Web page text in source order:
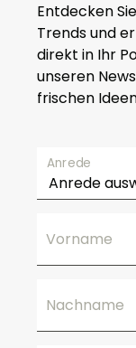
Entdecken
Trends und
direkt in Ihr
unseren
frischen
Anrede
Vorname
Nachname